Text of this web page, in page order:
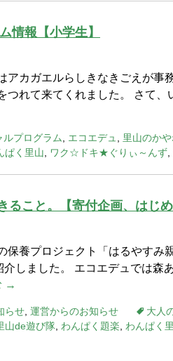
情報【小学生】
アカガエルらしきなきごえが事
つれて来てくれました。 さて
ルプログラム エコエデュ 里山のか
ぱく里山 ワク☆ドキ★ぐりぃ～んず
ること。【寄付企画、はじめ
保養プロジェクト「はるやすみ
介しました。 エコエデュでは森
→
らせ 運営からのお知らせ 大人
山de遊び隊 わんぱく題楽 わんぱく